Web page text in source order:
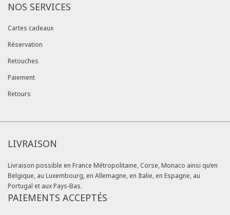
NOS SERVICES
Cartes cadeaux
Réservation
Retouches
Paiement
Retours
LIVRAISON
Livraison possible en France Métropolitaine, Corse, Monaco ainsi qu’en
Belgique, au Luxembourg, en Allemagne, en Italie, en Espagne, au
Portugal et aux Pays-Bas.
PAIEMENTS ACCEPTÉS